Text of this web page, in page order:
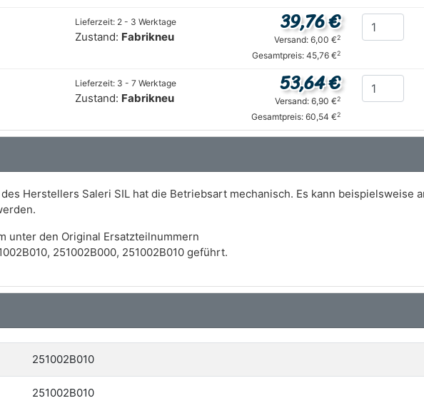
Lieferzeit: 2 - 3 Werktage
Zustand: Fabrikneu
39,76 €
Versand: 6,00 €2
Gesamtpreis: 45,76 €2
Lieferzeit: 3 - 7 Werktage
Zustand: Fabrikneu
53,64 €
Versand: 6,90 €2
Gesamtpreis: 60,54 €2
Herstellers Saleri SIL hat die Betriebsart mechanisch. Es kann beispielsweise
unter den Original Ersatzteilnummern
251002B000, 251002B010 geführt.
251002B010
251002B010